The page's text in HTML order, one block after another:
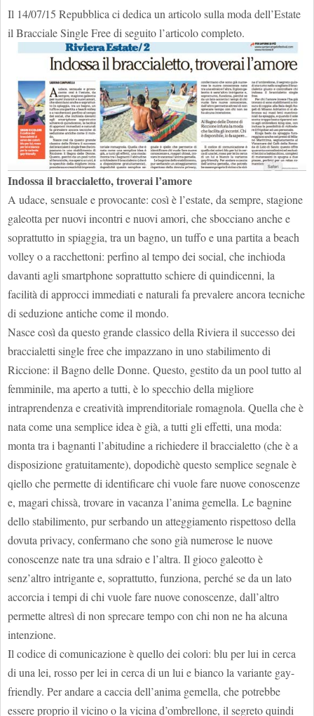
Il 14/07/15 Repubblica ci dedica un articolo sulla moda dell’Estate
il Bracciale Single Free di seguito l’articolo completo.
Indossa il braccialetto, troverai l’amore
A udace, sensuale e provocante: così è l’estate, da sempre, stagione
galeotta per nuovi incontri e nuovi amori, che sbocciano anche e
soprattutto in spiaggia, tra un bagno, un tuffo e una partita a beach
volley o a racchettoni: perfino al tempo dei social, che inchioda
davanti agli smartphone soprattutto schiere di quindicenni, la
facilità di approcci immediati e naturali fa prevalere ancora tecniche
di seduzione antiche come il mondo.
Nasce così da questo grande classico della Riviera il successo dei
braccialetti single free che impazzano in uno stabilimento di
Riccione: il Bagno delle Donne. Questo, gestito da un pool tutto al
femminile, ma aperto a tutti, è lo specchio della migliore
intraprendenza e creatività imprenditoriale romagnola. Quella che è
nata come una semplice idea è già, a tutti gli effetti, una moda:
monta tra i bagnanti l’abitudine a richiedere il braccialetto (che è a
disposizione gratuitamente), dopodichè questo semplice segnale è
qiello che permette di identificare chi vuole fare nuove conoscenze
e, magari chissà, trovare in vacanza l’anima gemella. Le bagnine
dello stabilimento, pur serbando un atteggiamento rispettoso della
dovuta privacy, confermano che sono già numerose le nuove
conoscenze nate tra una sdraio e l’altra. Il gioco galeotto è
senz’altro intrigante e, soprattutto, funziona, perché se da un lato
accorcia i tempi di chi vuole fare nuove conoscenze, dall’altro
permette altresì di non sprecare tempo con chi non ne ha alcuna
intenzione.
Il codice di comunicazione è quello dei colori: blu per lui in cerca
di una lei, rosso per lei in cerca di un lui e bianco la variante gay-
friendly. Per andare a caccia dell’anima gemella, che potrebbe
essere proprio il vicino o la vicina d’ombrellone, il segreto quindi